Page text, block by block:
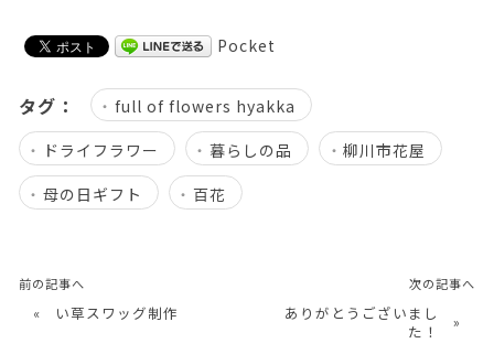
Pocket
タグ：
full of flowers hyakka
ドライフラワー
暮らしの品
柳川市花屋
母の日ギフト
百花
前の記事へ
« い草スワッグ制作
次の記事へ
ありがとうございまし
た！
»